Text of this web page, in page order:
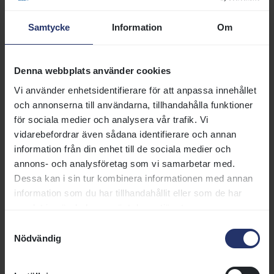
Samtycke Information Om
Denna webbplats använder cookies
Vi använder enhetsidentifierare för att anpassa innehållet
och annonserna till användarna, tillhandahålla funktioner
för sociala medier och analysera vår trafik. Vi
vidarebefordrar även sådana identifierare och annan
information från din enhet till de sociala medier och
annons- och analysföretag som vi samarbetar med.
Dessa kan i sin tur kombinera informationen med annan
information som du har tillhandahållit eller som de har
Nödvändig
Ponnygalopp: utbildningsdagar
för både de som redan är aktiva och för de som är nya
och nyfikna på ponnygaloppen. Datum för Göteborg
Galopp kommer inom kort!
Bro Park 29 mars
Jägersro Galopp 28 mars
Mer information publiceras i kalendariet inom kort.
Under 10-12 juli är det dags för årets
en träningstävling. Många andra roliga aktiviteter